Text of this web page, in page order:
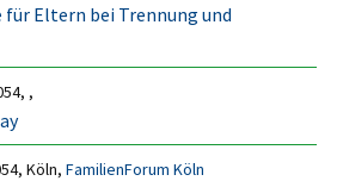
Eltern bei Trennung und
,
Köln,FamilienForum Köln